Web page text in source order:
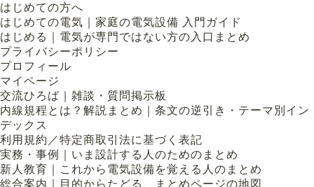
はじめての方へ
はじめての電気｜家庭の電気設備 入門ガイド
はじめる｜電気が専門ではない方の入口まとめ
プライバシーポリシー
プロフィール
マイページ
交流ひろば｜雑談・質問掲示板
内線規程とは？解説まとめ｜条文の逆引き・テーマ別イン
デックス
利用規約／特定商取引法に基づく表記
実務・事例｜いま設計する人のためのまとめ
新人教育｜これから電気設備を覚える人のまとめ
総合案内｜目的からたどる、まとめページの地図